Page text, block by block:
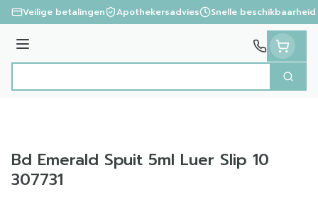
Ga naar de inhoud
Veilige betalingen Apothekersadvies Snelle beschikbaarheid
Menu
Zoek
Bd Emerald Spuit 5ml Luer Slip 10
307731